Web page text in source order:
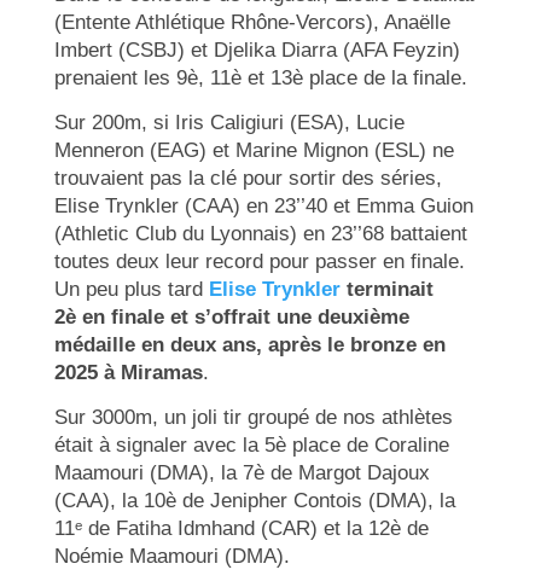
(Entente Athlétique Rhône-Vercors), Anaëlle
Imbert (CSBJ) et Djelika Diarra (AFA Feyzin)
prenaient les 9è, 11è et 13è place de la finale.
Sur 200m, si Iris Caligiuri (ESA), Lucie
Menneron (EAG) et Marine Mignon (ESL) ne
trouvaient pas la clé pour sortir des séries,
Elise Trynkler (CAA) en 23’’40 et Emma Guion
(Athletic Club du Lyonnais) en 23’’68 battaient
toutes deux leur record pour passer en finale.
Un peu plus tard Elise Trynklerterminait
2è en finale et s’offrait une deuxième
médaille en deux ans, après le bronze en
2025 à Miramas.
Sur 3000m, un joli tir groupé de nos athlètes
était à signaler avec la 5è place de Coraline
Maamouri (DMA), la 7è de Margot Dajoux
(CAA), la 10è de Jenipher Contois (DMA), la
11ᵉ de Fatiha Idmhand (CAR) et la 12è de
Noémie Maamouri (DMA).